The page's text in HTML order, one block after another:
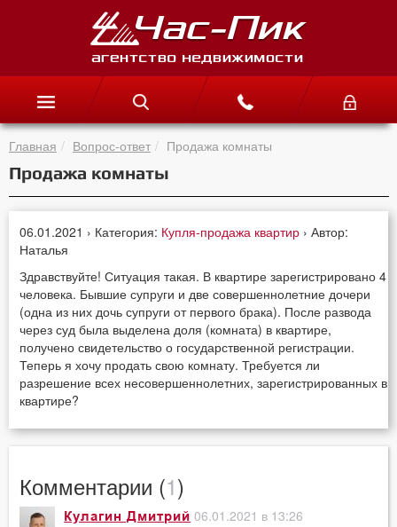
Главная Вопрос-ответ Продажа комнаты
Продажа комнаты
06.01.2021 › Категория: Купля-продажа квартир › Автор:
Наталья
Здравствуйте! Ситуация такая. В квартире зарегистрировано 4
человека. Бывшие супруги и две совершеннолетние дочери
(одна из них дочь супруги от первого брака). После развода
через суд была выделена доля (комната) в квартире,
получено свидетельство о государственной регистрации.
Теперь я хочу продать свою комнату. Требуется ли
разрешение всех несовершеннолетних, зарегистрированных в
квартире?
Комментарии (1)
Кулагин Дмитрий 06.01.2021 в 13:26